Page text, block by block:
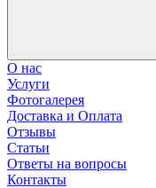
О нас
Услуги
Фотогалерея
Доставка и Оплата
Отзывы
Статьи
Ответы на вопросы
Контакты